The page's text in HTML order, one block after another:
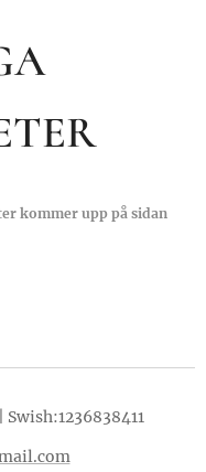
kommer upp på sidan